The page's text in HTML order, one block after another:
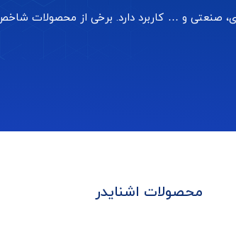
و … کاربرد دارد. برخی از محصولات شاخص
محصولات اشنایدر